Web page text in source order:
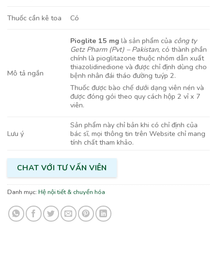
Thuốc cần kê toa Có
Mô tả ngắn
Pioglite 15 mg là sản phẩm của công ty
Getz Pharm (Pvt) – Pakistan, có thành phần
chính là pioglitazone thuộc nhóm dẫn xuất
thiazolidinedione và được chỉ định dùng cho
bệnh nhân đái tháo đường tuýp 2.
Thuốc được bào chế dưới dạng viên nén và
được đóng gói theo quy cách hộp 2 vỉ x 7
viên.
Lưu ý
Sản phẩm này chỉ bản khi có chỉ định của
bác sĩ, mọi thông tin trên Website chỉ mang
tính chất tham khảo.
CHAT VỚI TƯ VẤN VIÊN
Danh mục: Hệ nội tiết & chuyển hóa